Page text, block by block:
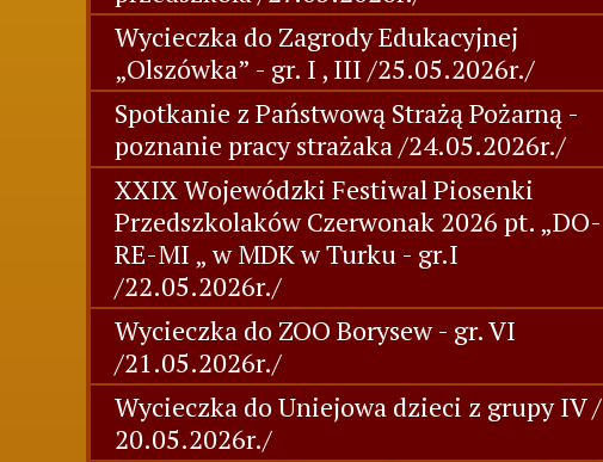
Wycieczka do Zagrody Edukacyjnej
„Olszówka” - gr. I , III /25.05.2026r./
Spotkanie z Państwową Strażą Pożarną -
poznanie pracy strażaka /24.05.2026r./
XXIX Wojewódzki Festiwal Piosenki
Przedszkolaków Czerwonak 2026 pt. „DO-
RE-MI „ w MDK w Turku - gr.I
/22.05.2026r./
Wycieczka do ZOO Borysew - gr. VI
/21.05.2026r./
Wycieczka do Uniejowa dzieci z grupy IV /
20.05.2026r./